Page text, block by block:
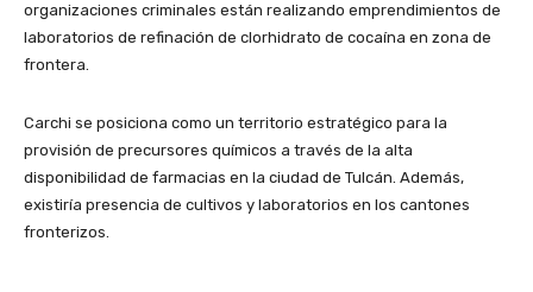
organizaciones criminales están realizando emprendimientos de
laboratorios de refinación de clorhidrato de cocaína en zona de
frontera.
Carchi se posiciona como un territorio estratégico para la
provisión de precursores químicos a través de la alta
disponibilidad de farmacias en la ciudad de Tulcán. Además,
existiría presencia de cultivos y laboratorios en los cantones
fronterizos.